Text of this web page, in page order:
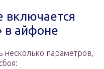
включается
в айфоне
параметров,